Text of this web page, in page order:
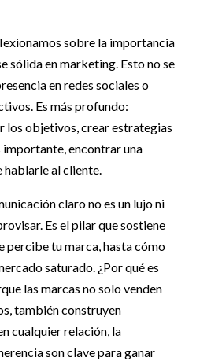
sobre la importancia
sólida en marketing. Esto no se
en redes sociales o
Es más profundo:
los objetivos, crear estrategias
importante, encontrar una
hablarle al cliente.
claro no es un lujo ni
Es el pilar que sostiene
percibe tu marca, hasta cómo
saturado. ¿Por qué es
las marcas no solo venden
también construyen
cualquier relación, la
son clave para ganar